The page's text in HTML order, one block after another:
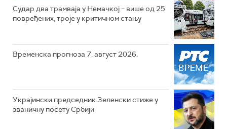
Судар два трамваја у Немачкој – више од 25
повређених, троје у критичном стању
Временска прогноза 7. август 2026.
Украјински председник Зеленски стиже у
званичну посету Србији